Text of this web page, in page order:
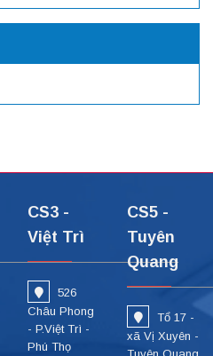
CS3 -
Việt Trì
526
Châu Phong
- P.Việt Trì -
Phú Thọ
CS5 -
Tuyên
Quang
Tổ 17 -
xã Vị Xuyên -